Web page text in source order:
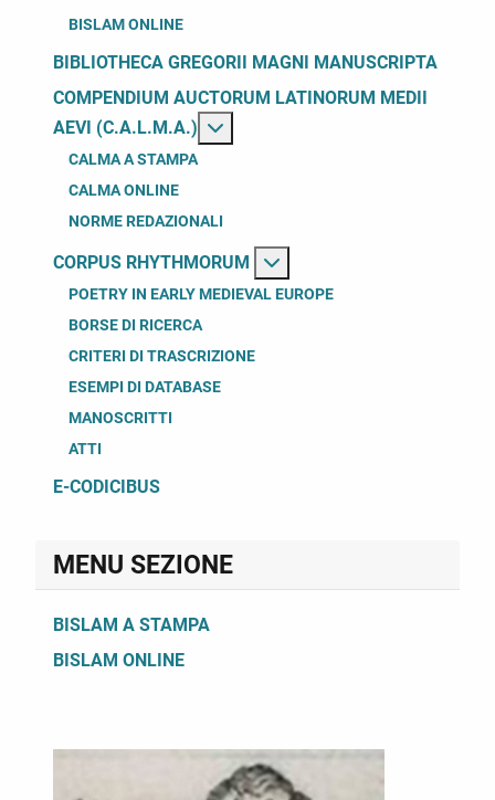
BISLAM ONLINE
BIBLIOTHECA GREGORII MAGNI MANUSCRIPTA
COMPENDIUM AUCTORUM LATINORUM MEDII
AEVI (C.A.L.M.A.)
CALMA A STAMPA
CALMA ONLINE
NORME REDAZIONALI
CORPUS RHYTHMORUM
POETRY IN EARLY MEDIEVAL EUROPE
BORSE DI RICERCA
CRITERI DI TRASCRIZIONE
ESEMPI DI DATABASE
MANOSCRITTI
ATTI
E-CODICIBUS
MENU SEZIONE
BISLAM A STAMPA
BISLAM ONLINE